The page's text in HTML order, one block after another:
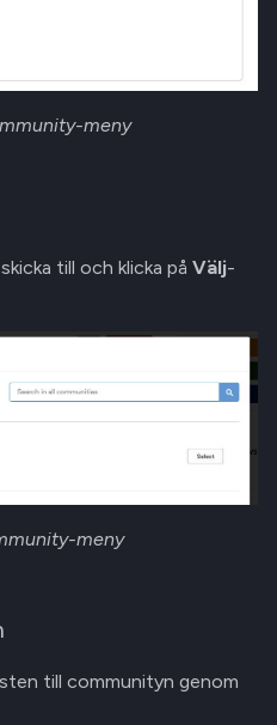
meny
till och klicka på Välj-
meny
till communityn genom